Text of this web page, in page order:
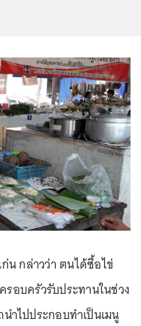
น กล่าวว่า ตนได้ซื้อไข่
อบครัวรับประทานในช่วง
ำไปประกอบทำเป็นเมนู